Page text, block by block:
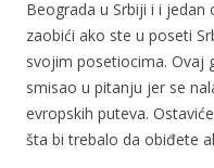
Beograda u Srbiji i i jedan
zaobići ako ste u poseti
svojim posetiocima. Ovaj
smisao u pitanju jer se
evropskih puteva.
šta bi trebalo da obiđete